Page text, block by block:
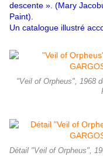
descente ». (Mary
Paint).
Un catalogue illustré
"Veil of Orpheus", 1968
Détail "Veil of Orpheus",